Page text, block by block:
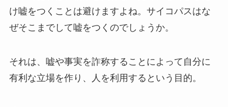
け嘘をつくことは避けますよね。サイコパスはな
ぜそこまでして嘘をつくのでしょうか。
それは、嘘や事実を詐称することによって自分に
有利な立場を作り、人を利用するという目的。